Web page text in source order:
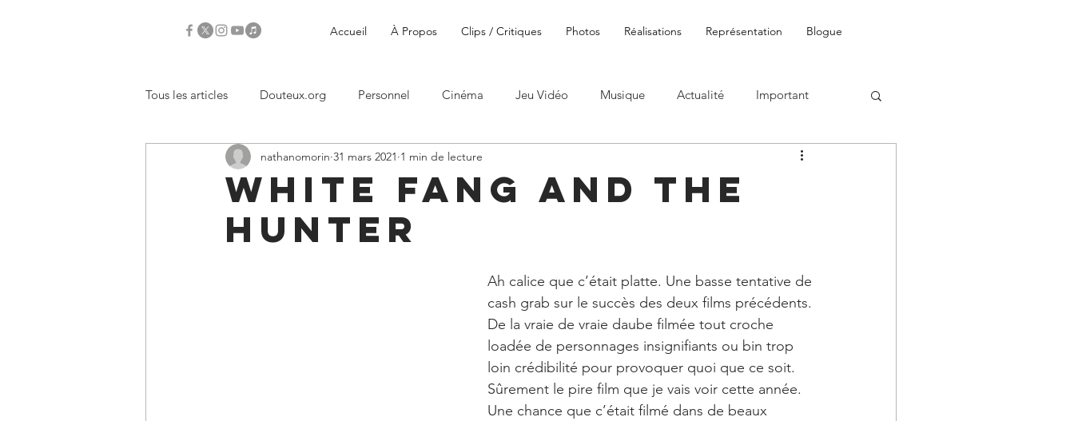
Accueil À Propos Clips / Critiques Photos Réalisations Représentation Blogue
Tous les articles Douteux.org Personnel Cinéma Jeu Vidéo Musique Actualité Important
White Fang and the
Hunter
nathanomorin 31 mars 2021 1 min de lecture
Ah calice que c’était platte. Une basse tentative de
cash grab sur le succès des deux films précédents.
De la vraie de vraie daube filmée tout croche
loadée de personnages insignifiants ou bin trop
loin crédibilité pour provoquer quoi que ce soit.
Sûrement le pire film que je vais voir cette année.
Une chance que c’était filmé dans de beaux